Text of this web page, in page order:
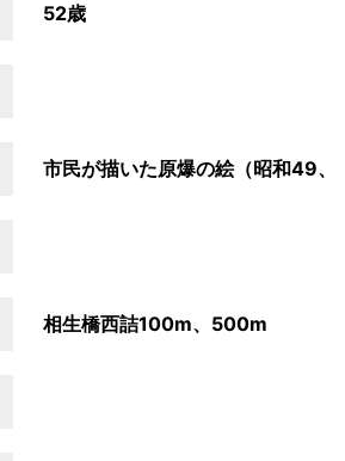
52歳
市民が描いた原爆の絵（昭和49、
相生橋西詰100m、500m